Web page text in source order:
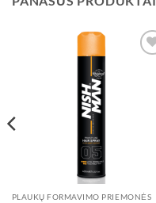
PLAUKŲ FORMAVIMO PRIEMONĖS